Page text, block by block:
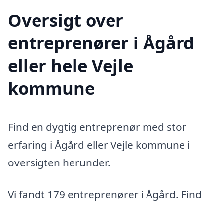
Oversigt over
entreprenører i Ågård
eller hele Vejle
kommune
Find en dygtig entreprenør med stor
erfaring i Ågård eller Vejle kommune i
oversigten herunder.
Vi fandt 179 entreprenører i Ågård. Find